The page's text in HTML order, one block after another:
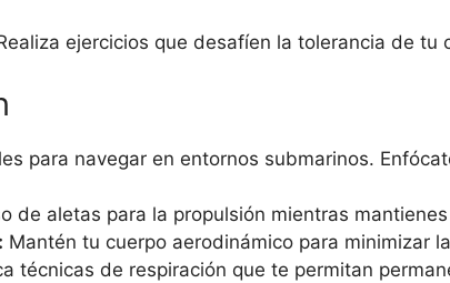
ejercicios que desafíen la tolerancia de
para navegar en entornos submarinos.
de aletas para la propulsión mientras
Mantén tu cuerpo aerodinámico para minimizar
técnicas de respiración que te permitan